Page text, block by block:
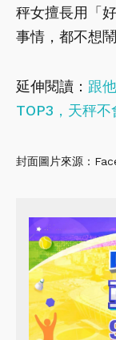
秤女擅長用「
事情，都不想
延伸閱讀： 跟
TOP3，天秤
封面圖片來源：